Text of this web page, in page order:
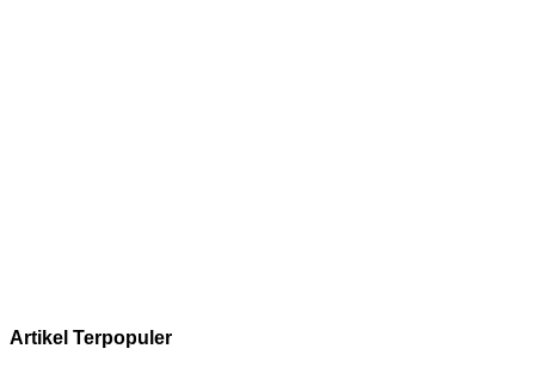
Artikel Terpopuler